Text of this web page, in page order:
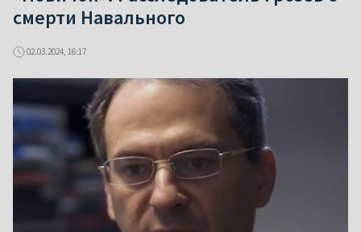
смерти Навального
02.03.2024, 16:17